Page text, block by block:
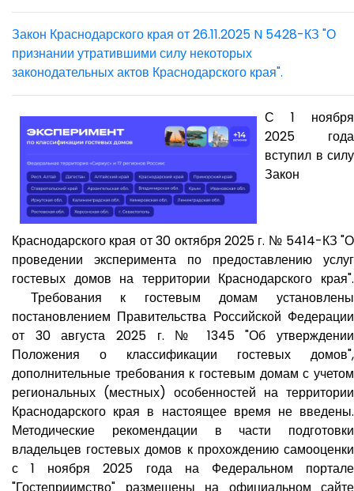
Закон Краснодарского края от 26.11.2025 N 5428-КЗ "О
признании утратившими силу некоторых
законодательных актов Краснодарского края".
С 1 ноября
2025 года
вступил в силу
Закон
Краснодарского края от 30 октября 2025 г. № 5414-КЗ "О
проведении эксперимента по предоставлению услуг
гостевых домов на территории Краснодарского края".
Требования к гостевым домам установлены
постановлением Правительства Российской Федерации
от 30 августа 2025 г. № 1345 "Об утверждении
Положения о классификации гостевых домов",
дополнительные требования к гостевым домам с учетом
региональных (местных) особенностей на территории
Краснодарского края в настоящее время не введены.
Методические рекомендации в части подготовки
владельцев гостевых домов к прохождению самооценки
с 1 ноября 2025 года на Федеральном портале